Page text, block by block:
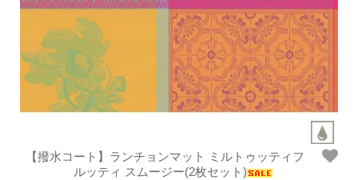
【撥水コート】ランチョンマット ミルトゥッティフ
ルッティ スムージー(2枚セット)